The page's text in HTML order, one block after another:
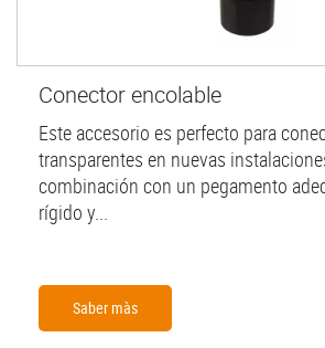
Conector encolable
Este accesorio es perfecto para
transparentes en nuevas
combinación con un pegamento
rígido y...
Saber màs